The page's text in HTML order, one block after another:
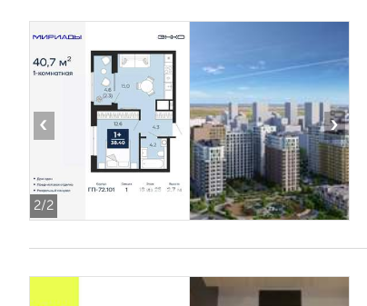
2/2
‹ ›